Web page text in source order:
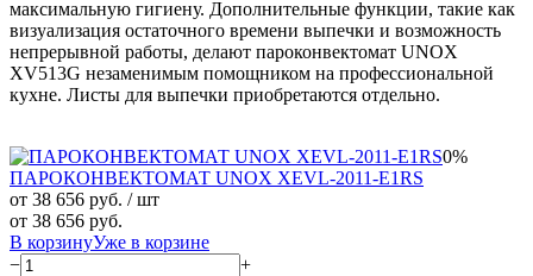
максимальную гигиену. Дополнительные функции, такие как
визуализация остаточного времени выпечки и возможность
непрерывной работы, делают пароконвектомат UNOX
XV513G незаменимым помощником на профессиональной
кухне. Листы для выпечки приобретаются отдельно.
0%
ПАРОКОНВЕКТОМАТ UNOX XEVL-2011-E1RS
от 38 656 руб. / шт
от 38 656 руб.
В корзинуУже в корзине
−
+